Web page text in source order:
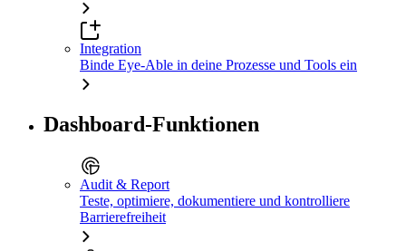
Integration
Binde Eye-Able in deine Prozesse und Tools ein
Dashboard-Funktionen
Audit & Report
Teste, optimiere, dokumentiere und kontrolliere
Barrierefreiheit